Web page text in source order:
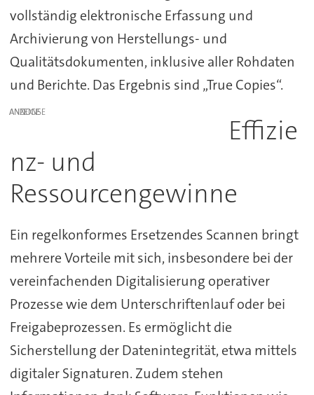
vollständig elektronische Erfassung und
Archivierung von Herstellungs- und
Qualitätsdokumenten, inklusive aller Rohdaten
und Berichte. Das Ergebnis sind „True Copies“.
ANZEIGE
Effizie
nz- und
Ressourcengewinne
Ein regelkonformes Ersetzendes Scannen bringt
mehrere Vorteile mit sich, insbesondere bei der
vereinfachenden Digitalisierung operativer
Prozesse wie dem Unterschriftenlauf oder bei
Freigabeprozessen. Es ermöglicht die
Sicherstellung der Datenintegrität, etwa mittels
digitaler Signaturen. Zudem stehen